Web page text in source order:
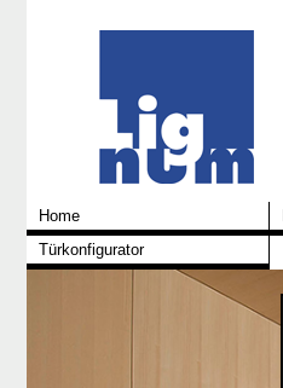
Home
Türkonfigurator